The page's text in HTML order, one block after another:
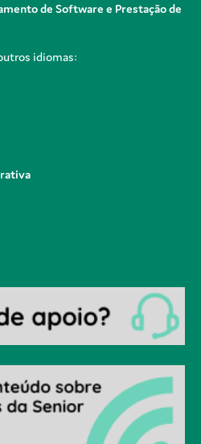
de Software e Prestação de
idiomas: